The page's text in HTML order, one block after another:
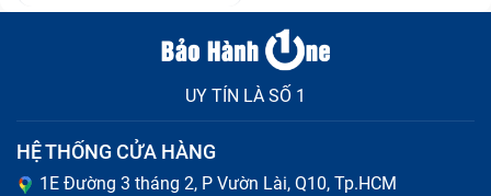
khả năng điện thoại Vivo Y1S bị hỏng màn hình là
tương đối cao. Câu hỏi đặt ra là, vì sao có lúc cần thay
nguyên bộ màn hình, có lúc chỉ cần thay mặt kính?
Chúng khác nhau ở điểm nào?
UY TÍN LÀ SỐ 1
HỆ THỐNG CỬA HÀNG
1E Đường 3 tháng 2, P Vườn Lài, Q10, Tp.HCM